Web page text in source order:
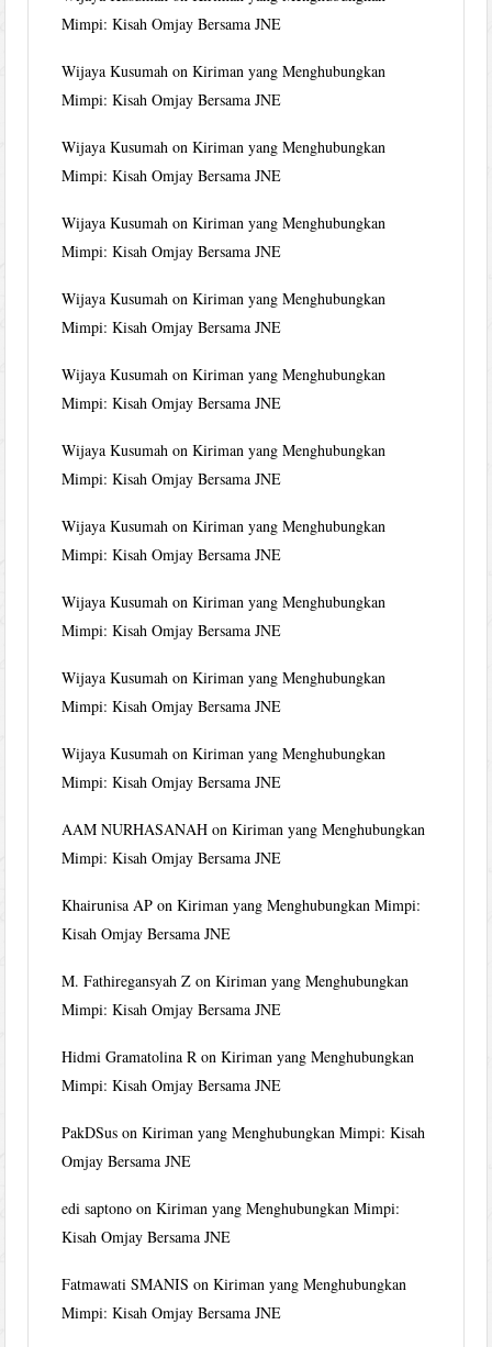
Mimpi: Kisah Omjay Bersama JNE
Wijaya Kusumah onKiriman yang Menghubungkan
Mimpi: Kisah Omjay Bersama JNE
Wijaya Kusumah onKiriman yang Menghubungkan
Mimpi: Kisah Omjay Bersama JNE
Wijaya Kusumah onKiriman yang Menghubungkan
Mimpi: Kisah Omjay Bersama JNE
Wijaya Kusumah onKiriman yang Menghubungkan
Mimpi: Kisah Omjay Bersama JNE
Wijaya Kusumah onKiriman yang Menghubungkan
Mimpi: Kisah Omjay Bersama JNE
Wijaya Kusumah onKiriman yang Menghubungkan
Mimpi: Kisah Omjay Bersama JNE
Wijaya Kusumah onKiriman yang Menghubungkan
Mimpi: Kisah Omjay Bersama JNE
Wijaya Kusumah onKiriman yang Menghubungkan
Mimpi: Kisah Omjay Bersama JNE
Wijaya Kusumah onKiriman yang Menghubungkan
Mimpi: Kisah Omjay Bersama JNE
Wijaya Kusumah onKiriman yang Menghubungkan
Mimpi: Kisah Omjay Bersama JNE
AAM NURHASANAH onKiriman yang Menghubungkan
Mimpi: Kisah Omjay Bersama JNE
Khairunisa AP onKiriman yang Menghubungkan Mimpi:
Kisah Omjay Bersama JNE
M. Fathiregansyah Z onKiriman yang Menghubungkan
Mimpi: Kisah Omjay Bersama JNE
Hidmi Gramatolina R onKiriman yang Menghubungkan
Mimpi: Kisah Omjay Bersama JNE
PakDSus onKiriman yang Menghubungkan Mimpi: Kisah
Omjay Bersama JNE
edi saptono onKiriman yang Menghubungkan Mimpi:
Kisah Omjay Bersama JNE
Fatmawati SMANIS onKiriman yang Menghubungkan
Mimpi: Kisah Omjay Bersama JNE